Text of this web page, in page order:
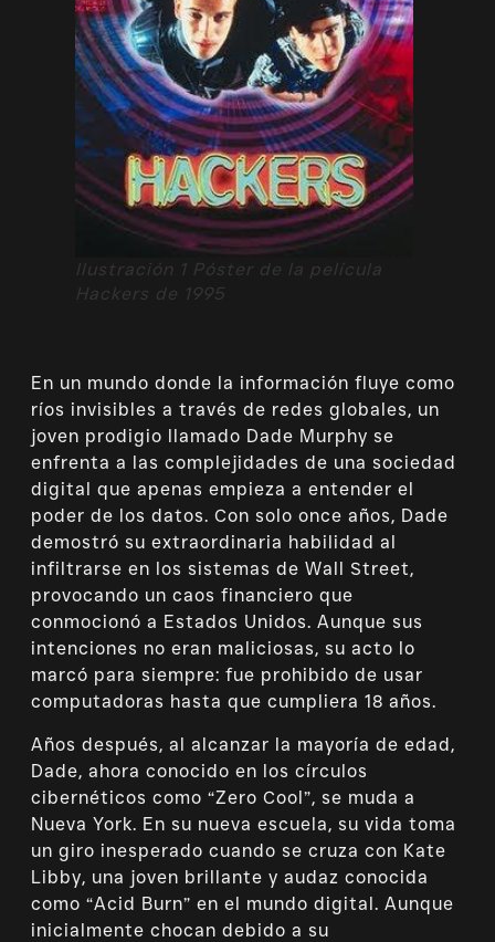
Ilustración 1 Póster de la película
Hackers de 1995
En un mundo donde la información fluye como
ríos invisibles a través de redes globales, un
joven prodigio llamado Dade Murphy se
enfrenta a las complejidades de una sociedad
digital que apenas empieza a entender el
poder de los datos. Con solo once años, Dade
demostró su extraordinaria habilidad al
infiltrarse en los sistemas de Wall Street,
provocando un caos financiero que
conmocionó a Estados Unidos. Aunque sus
intenciones no eran maliciosas, su acto lo
marcó para siempre: fue prohibido de usar
computadoras hasta que cumpliera 18 años.
Años después, al alcanzar la mayoría de edad,
Dade, ahora conocido en los círculos
cibernéticos como “Zero Cool”, se muda a
Nueva York. En su nueva escuela, su vida toma
un giro inesperado cuando se cruza con Kate
Libby, una joven brillante y audaz conocida
como “Acid Burn” en el mundo digital. Aunque
inicialmente chocan debido a su